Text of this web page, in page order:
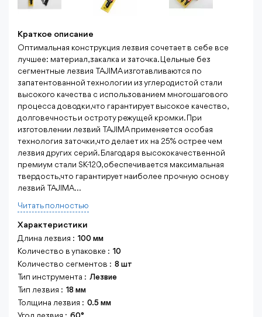
Краткое описание
Оптимальная конструкция лезвия сочетает в себе все
лучшее: материал, закалка и заточка. Цельные без
сегментные лезвия TAJIMA изготавливаются по
запатентованной технологии из углеродистой стали
высокого качества с использованием многошагового
процесса доводки, что гарантирует высокое качество,
долговечность и остроту режущей кромки. При
изготовлении лезвий TAJIMA применяется особая
технология заточки, что делает их на 25% острее чем
лезвия других серий. Благодаря высококачественной
премиум стали SK-120, обеспечивается максимальная
твердость, что гарантирует наиболее прочную основу
лезвий TAJIMA...
Читать полностью
Характеристики
Длина лезвия : 100 мм
Количество в упаковке : 10
Количество сегментов : 8 шт
Тип инструмента : Лезвие
Тип лезвия : 18 мм
Толщина лезвия : 0.5 мм